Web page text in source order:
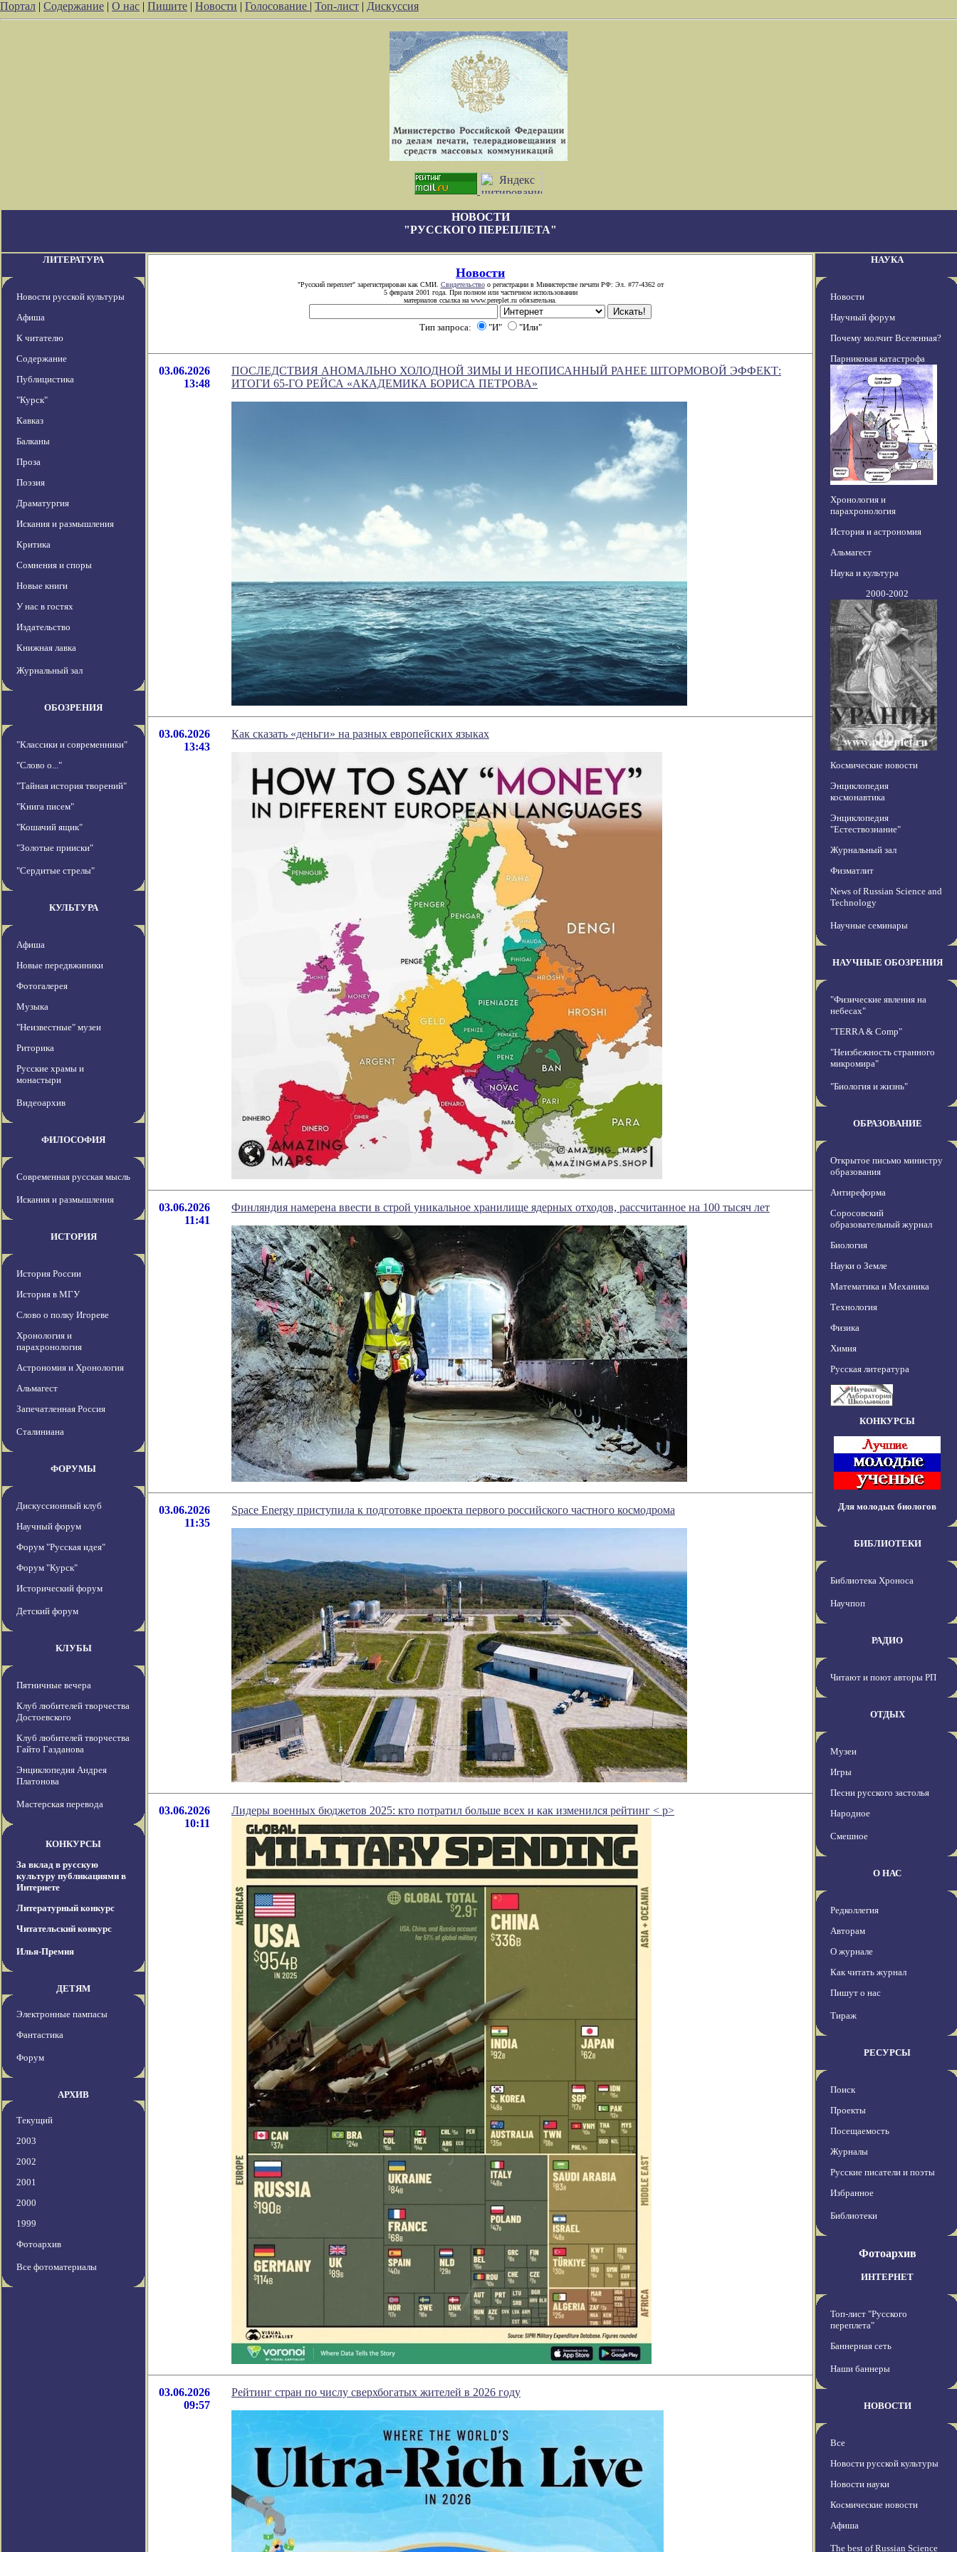
Портал | Содержание | О нас | Пишите | Новости | Голосование | Топ-лист | Дискуссия
НОВОСТИ
"РУССКОГО ПЕРЕПЛЕТА"
ЛИТЕРАТУРА
Новости русской культуры
Афиша
К читателю
Содержание
Публицистика
"Курск"
Кавказ
Балканы
Проза
Поэзия
Драматургия
Искания и размышления
Критика
Сомнения и споры
Новые книги
У нас в гостях
Издательство
Книжная лавка
Журнальный зал
ОБОЗРЕНИЯ
"Классики и современники"
"Слово о..."
"Тайная история творений"
"Книга писем"
"Кошачий ящик"
"Золотые прииски"
"Сердитые стрелы"
КУЛЬТУРА
Афиша
Новые передвжиники
Фотогалерея
Музыка
"Неизвестные" музеи
Риторика
Русские храмы и
монастыри
Видеоархив
ФИЛОСОФИЯ
Современная русская мысль
Искания и размышления
ИСТОРИЯ
История России
История в МГУ
Слово о полку Игореве
Хронология и
парахронология
Астрономия и Хронология
Альмагест
Запечатленная Россия
Сталиниана
ФОРУМЫ
Дискуссионный клуб
Научный форум
Форум "Русская идея"
Форум "Курск"
Исторический форум
Детский форум
КЛУБЫ
Пятничные вечера
Клуб любителей творчества
Достоевского
Клуб любителей творчества
Гайто Газданова
Энциклопедия Андрея
Платонова
Мастерская перевода
КОНКУРСЫ
За вклад в русскую
культуру публикациями в
Интернете
Литературный конкурс
Читательский конкурс
Илья-Премия
ДЕТЯМ
Электронные пампасы
Фантастика
Форум
АРХИВ
Текущий
2003
2002
2001
2000
1999
Фотоархив
Все фотоматериалы
Новости
"Русский переплет" зарегистрирован как СМИ. Свидетельствоо регистрации в Министерстве печати РФ: Эл. #77-4362 от
5 февраля 2001 года. При полном или частичном использовании
материалов ссылка на www.pereplet.ru обязательна.
Тип запроса: "И" "Или"
03.06.2026
13:48
ПОСЛЕДСТВИЯ АНОМАЛЬНО ХОЛОДНОЙ ЗИМЫ И НЕОПИСАННЫЙ РАНЕЕ ШТОРМОВОЙ ЭФФЕКТ:
ИТОГИ 65-ГО РЕЙСА «АКАДЕМИКА БОРИСА ПЕТРОВА»
03.06.2026
13:43
Как сказать «деньги» на разных европейских языках
03.06.2026
11:41
Финляндия намерена ввести в строй уникальное хранилище ядерных отходов, рассчитанное на 100 тысяч лет
03.06.2026
11:35
Space Energy приступила к подготовке проекта первого российского частного космодрома
03.06.2026
10:11
Лидеры военных бюджетов 2025: кто потратил больше всех и как изменился рейтинг < p>
03.06.2026
09:57
Рейтинг стран по числу сверхбогатых жителей в 2026 году
НАУКА
Новости
Научный форум
Почему молчит Вселенная?
Парниковая катастрофа
Хронология и
парахронология
История и астрономия
Альмагест
Наука и культура
2000-2002
Космические новости
Энциклопедия
космонавтика
Энциклопедия
"Естествознание"
Журнальный зал
Физматлит
News of Russian Science and
Technology
Научные семинары
НАУЧНЫЕ ОБОЗРЕНИЯ
"Физические явления на
небесах"
"TERRA & Comp"
"Неизбежность странного
микромира"
"Биология и жизнь"
ОБРАЗОВАНИЕ
Открытое письмо министру
образования
Антиреформа
Соросовский
образовательный журнал
Биология
Науки о Земле
Математика и Механика
Технология
Физика
Химия
Русская литература
КОНКУРСЫ
Для молодых биологов
БИБЛИОТЕКИ
Библиотека Хроноса
Научпоп
РАДИО
Читают и поют авторы РП
ОТДЫХ
Музеи
Игры
Песни русского застолья
Народное
Смешное
О НАС
Редколлегия
Авторам
О журнале
Как читать журнал
Пишут о нас
Тираж
РЕСУРСЫ
Поиск
Проекты
Посещаемость
Журналы
Русские писатели и поэты
Избранное
Библиотеки
Фотоархив
ИНТЕРНЕТ
Топ-лист "Русского
переплета"
Баннерная сеть
Наши баннеры
НОВОСТИ
Все
Новости русской культуры
Новости науки
Космические новости
Афиша
The best of Russian Science